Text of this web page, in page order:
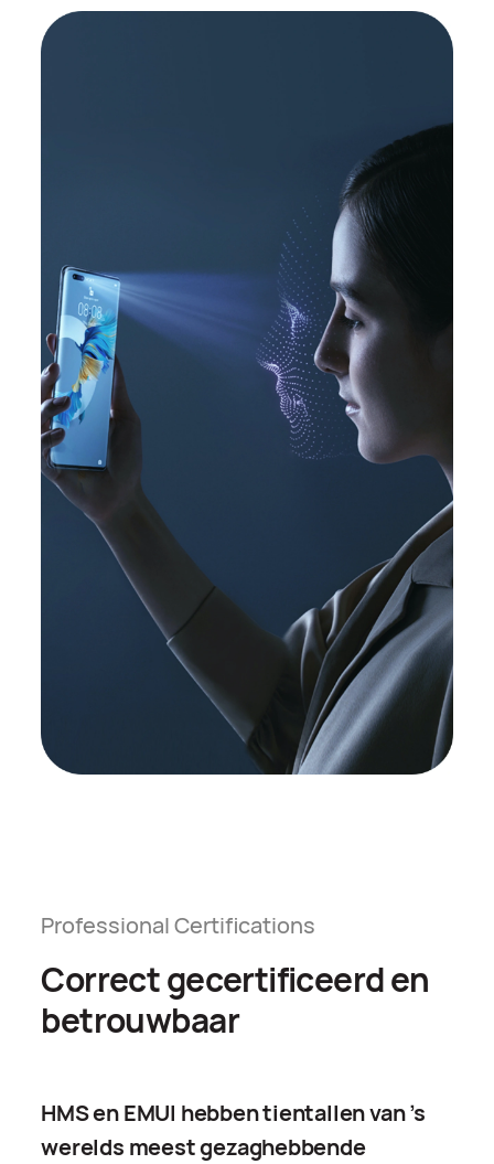
Professional Certifications
Correct gecertificeerd en
betrouwbaar
HMS en EMUI hebben tientallen van ’s
werelds meest gezaghebbende